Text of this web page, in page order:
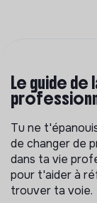
Le guide
Tu ne
de changer de
dans ta vie
pour t'aider à
trouver ta voie.